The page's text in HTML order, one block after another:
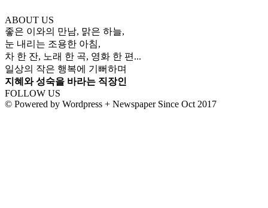
ABOUT US
좋은 이와의 만남, 맑은 하늘,
눈 내리는 조용한 아침,
차 한 잔, 노래 한 곡, 영화 한 편...
일상의 작은 행복에 기뻐하며
지혜와 성숙을 바라는 직장인
FOLLOW US
© Powered by Wordpress + Newspaper Since Oct 2017